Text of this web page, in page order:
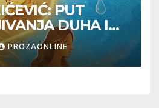
PUT
DUHA I
PROZAONLINE